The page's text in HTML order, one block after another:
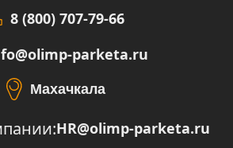
8 (800) 707-79-66
parketa.ru
Махачкала
HR@olimp-parketa.ru